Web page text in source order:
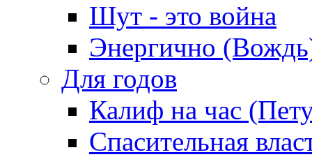
Шут - это война
Энергично
Для годов
Калиф на час
Спасительная